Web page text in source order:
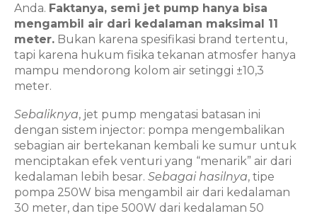
Anda. Faktanya, semi jet pump hanya bisa
mengambil air dari kedalaman maksimal 11
meter. Bukan karena spesifikasi brand tertentu,
tapi karena hukum fisika tekanan atmosfer hanya
mampu mendorong kolom air setinggi ±10,3
meter.
Sebaliknya, jet pump mengatasi batasan ini
dengan sistem injector: pompa mengembalikan
sebagian air bertekanan kembali ke sumur untuk
menciptakan efek venturi yang “menarik” air dari
kedalaman lebih besar. Sebagai hasilnya, tipe
pompa 250W bisa mengambil air dari kedalaman
30 meter, dan tipe 500W dari kedalaman 50